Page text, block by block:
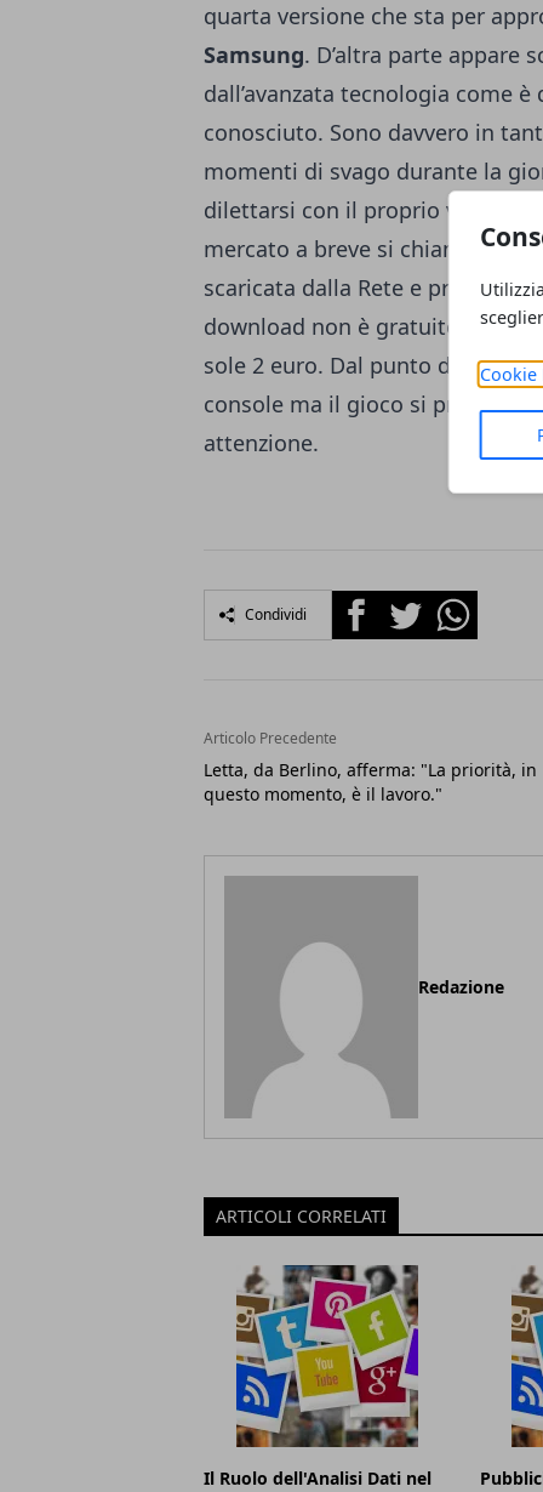
Cookie
quarta versione che sta per
Samsung. D’altra parte appare
dall’avanzata tecnologia come
conosciuto. Sono davvero in
momenti di svago durante la
dilettarsi con il proprio
mercato a breve si chiama
scaricata dalla Rete e
download non è gratuito ma ha
sole 2 euro. Dal punto di vista
console ma il gioco si presenta
attenzione.
Condividi FacebookTwitterWhatsapp
Articolo Precedente
Letta, da Berlino, afferma: "La priorità, in
questo momento, è il lavoro."
Redazione
ARTICOLI CORRELATI
Il Ruolo dell'Analisi Dati nel